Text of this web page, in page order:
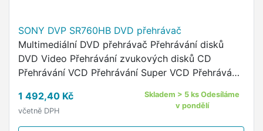
SONY DVP SR760HB DVD přehrávač
Multimediální DVD přehrávač Přehrávání disků
DVD Video Přehrávání zvukových disků CD
Přehrávání VCD Přehrávání Super VCD Přehrávání
RW / R DL Přehrávání disků …
1 492,40 Kč
včetně DPH
Skladem > 5 ks Odesíláme
v pondělí